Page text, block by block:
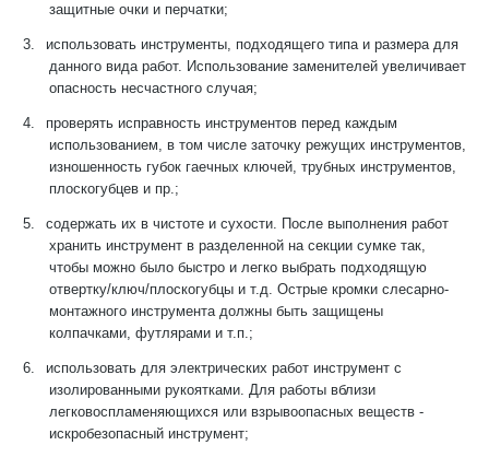
защитные очки и перчатки;
3.
использовать инструменты, подходящего типа и размера для
данного вида работ. Использование заменителей увеличивает
опасность несчастного случая;
4.
проверять исправность инструментов перед каждым
использованием, в том числе заточку режущих инструментов,
изношенность губок гаечных ключей, трубных инструментов,
плоскогубцев и пр.;
5.
содержать их в чистоте и сухости. После выполнения работ
хранить инструмент в разделенной на секции сумке так,
чтобы можно было быстро и легко выбрать подходящую
отвертку/ключ/плоскогубцы и т.д. Острые кромки слесарно-
монтажного инструмента должны быть защищены
колпачками, футлярами и т.п.;
6.
использовать для электрических работ инструмент с
изолированными рукоятками. Для работы вблизи
легковоспламеняющихся или взрывоопасных веществ -
искробезопасный инструмент;